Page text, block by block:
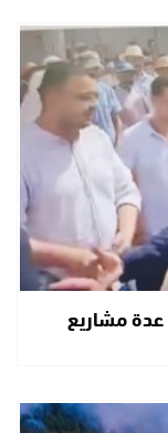
عدة مشاريع